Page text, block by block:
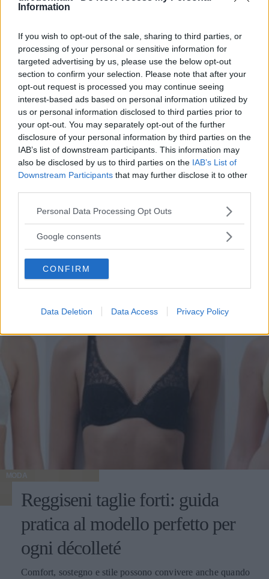
Information
If you wish to opt-out of the sale, sharing to third parties, or
processing of your personal or sensitive information for
targeted advertising by us, please use the below opt-out
section to confirm your selection. Please note that after your
opt-out request is processed you may continue seeing
interest-based ads based on personal information utilized by
us or personal information disclosed to third parties prior to
your opt-out. You may separately opt-out of the further
disclosure of your personal information by third parties on the
IAB’s list of downstream participants. This information may
also be disclosed by us to third parties on the IAB’s List of
Downstream Participants that may further disclose it to other
Please note that this website/app uses one or more Google
not limited to your visit or usage behaviour. You may click to
use your data for below specified purposes in below Google
consent section.
Personal Data Processing Opt Outs
Google consents
CONFIRM
Data Deletion Data Access Privacy Policy
GOSSIP
Le 10 più belle frasi dei The
Oasis, che ora possiamo tornare
a sentire live
Mentre The Oasis si esibiscono in tutto il mondo, tornando
sui palchi con la loro musica, abbiamo scelto le 10 più
belle frasi delle loro canzoni: quali sono le vostre?
PERDITA DURANGO
MODA
Reggiseni taglie forti: guida
pratica al modello perfetto per
ogni décolleté
Comfort, sostegno e stile possono convivere anche quando